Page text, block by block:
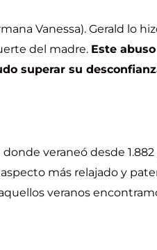
Vanessa). Gerald lo
del madre. Este abuso
superar su
donde veraneó desde 1.882
más relajado y
veranos